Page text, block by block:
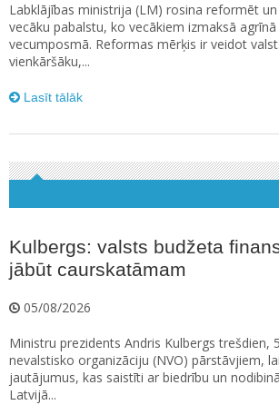
Labklājības ministrija (LM) rosina reformēt
vecāku pabalstu, ko vecākiem izmaksā agrīnā
vecumposmā. Reformas mērķis ir veidot
vienkāršāku,...
Lasīt tālāk
Kulbergs: valsts budžeta
jābūt caurskatāmam
05/08/2026
Ministru prezidents Andris Kulbergs trešdien,
nevalstisko organizāciju (NVO) pārstāvjiem,
jautājumus, kas saistīti ar biedrību un
Latvijā...